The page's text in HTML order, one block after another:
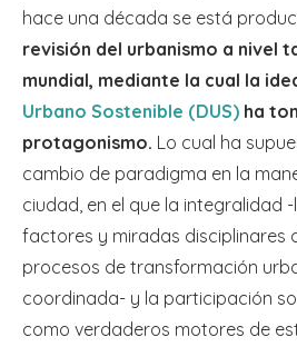
hace una década se está
revisión del urbanismo a nivel
mundial, mediante la cual la
Urbano Sostenible (DUS) ha
protagonismo. Lo cual ha
cambio de paradigma en la
ciudad, en el que la integralidad
factores y miradas disciplinares
procesos de transformación
coordinada- y la participación
como verdaderos motores de